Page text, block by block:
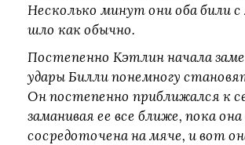
Несколько минут они оба били с
шло как обычно.
Постепенно Кэтлин начала
удары Билли понемногу
Он постепенно приближался к
заманивая ее все ближе, пока
сосредоточена на мяче, и вот